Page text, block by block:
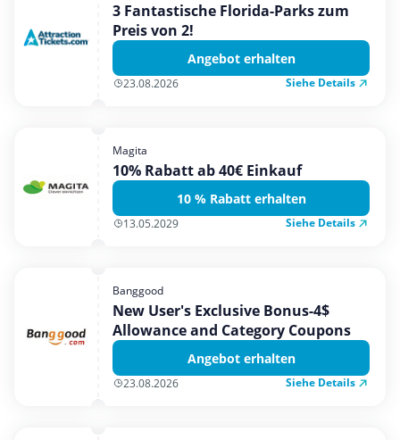
3 Fantastische Florida-Parks zum
Preis von 2!
Angebot erhalten
23.08.2026 Siehe Details
Magita
10% Rabatt ab 40€ Einkauf
10 % Rabatt erhalten
13.05.2029 Siehe Details
Banggood
New User's Exclusive Bonus-4$
Allowance and Category Coupons
Angebot erhalten
23.08.2026 Siehe Details